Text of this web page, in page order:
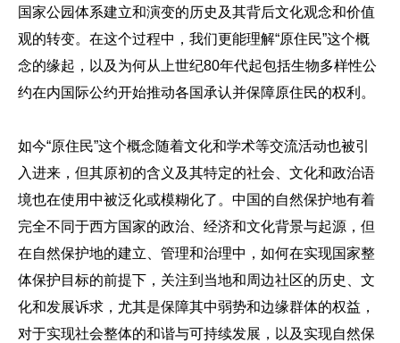
国家公园体系建立和演变的历史及其背后文化观念和价值
观的转变。在这个过程中，我们更能理解“原住民”这个概
念的缘起，以及为何从上世纪80年代起包括生物多样性公
约在内国际公约开始推动各国承认并保障原住民的权利。
如今“原住民”这个概念随着文化和学术等交流活动也被引
入进来，但其原初的含义及其特定的社会、文化和政治语
境也在使用中被泛化或模糊化了。中国的自然保护地有着
完全不同于西方国家的政治、经济和文化背景与起源，但
在自然保护地的建立、管理和治理中，如何在实现国家整
体保护目标的前提下，关注到当地和周边社区的历史、文
化和发展诉求，尤其是保障其中弱势和边缘群体的权益，
对于实现社会整体的和谐与可持续发展，以及实现自然保